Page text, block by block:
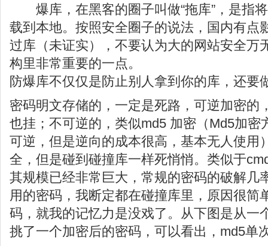
爆库，在黑客的圈子叫做“拖库”，是指
载到本地。按照安全圈子的说法，国内有点
过库（未证实），不要认为大的网站安全万
构里非常重要的一点。
防爆库不仅仅是防止别人拿到你的库，还要
密码明文存储的，一定是死路，可逆加密的
也挂；不可逆的，类似md5 加密（Md5加密
可逆，但是逆向的成本很高，基本无人使用
全，但是碰到碰撞库一样死悄悄。类似于
其规模已经非常巨大，常规的密码的破解几
用的密码，我断定都在碰撞库里，原因很简
码，就我的记忆力是没戏了。从下图是从一
挑了一个加密后的密码，可以看出，md5单